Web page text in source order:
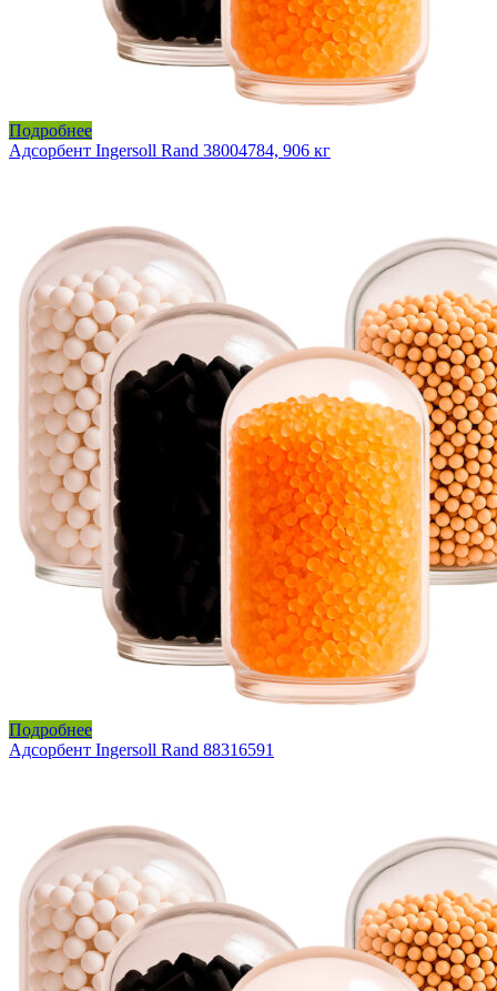
Подробнее
Адсорбент Ingersoll Rand 38004784, 906 кг
Подробнее
Адсорбент Ingersoll Rand 88316591